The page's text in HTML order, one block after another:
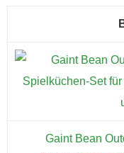
Gaint Bean